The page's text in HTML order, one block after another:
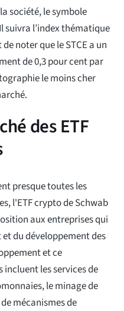
société, le symbole
suivra l’index thématique
noter que le STCE a un
de 0,3 pour cent par
le moins cher
des ETF
presque toutes les
l'ETF crypto de Schwab
aux entreprises qui
du développement des
et ce
les services de
le minage de
mécanismes de